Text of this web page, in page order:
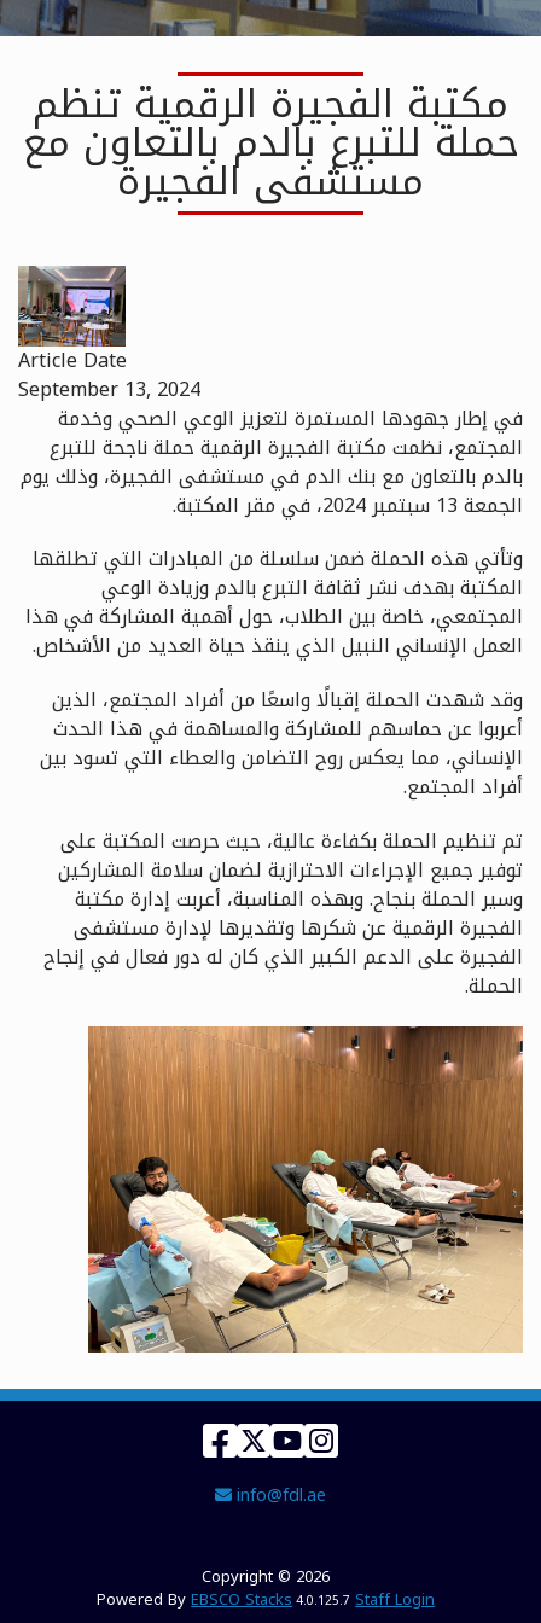
مكتبة الفجيرة الرقمية تنظم
حملة للتبرع بالدم بالتعاون مع
مستشفى الفجيرة
Article Date
September 13, 2024
في إطار جهودها المستمرة لتعزيز الوعي الصحي وخدمة
المجتمع، نظمت مكتبة الفجيرة الرقمية حملة ناجحة للتبرع
بالدم بالتعاون مع بنك الدم في مستشفى الفجيرة، وذلك يوم
الجمعة 13 سبتمبر 2024، في مقر المكتبة.
وتأتي هذه الحملة ضمن سلسلة من المبادرات التي تطلقها
المكتبة بهدف نشر ثقافة التبرع بالدم وزيادة الوعي
المجتمعي، خاصة بين الطلاب، حول أهمية المشاركة في هذا
العمل الإنساني النبيل الذي ينقذ حياة العديد من الأشخاص.
وقد شهدت الحملة إقبالًا واسعًا من أفراد المجتمع، الذين
أعربوا عن حماسهم للمشاركة والمساهمة في هذا الحدث
الإنساني، مما يعكس روح التضامن والعطاء التي تسود بين
أفراد المجتمع.
تم تنظيم الحملة بكفاءة عالية، حيث حرصت المكتبة على
توفير جميع الإجراءات الاحترازية لضمان سلامة المشاركين
وسير الحملة بنجاح. وبهذه المناسبة، أعربت إدارة مكتبة
الفجيرة الرقمية عن شكرها وتقديرها لإدارة مستشفى
الفجيرة على الدعم الكبير الذي كان له دور فعال في إنجاح
الحملة.
Facebook
Twitter
YouTube
Instagram
Email Address
info@fdl.ae
Copyright © 2026
Powered ByEBSCO Stacks4.0.125.7 Staff Login